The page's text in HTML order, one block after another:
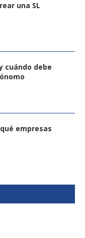
una SL
cuándo debe
empresas